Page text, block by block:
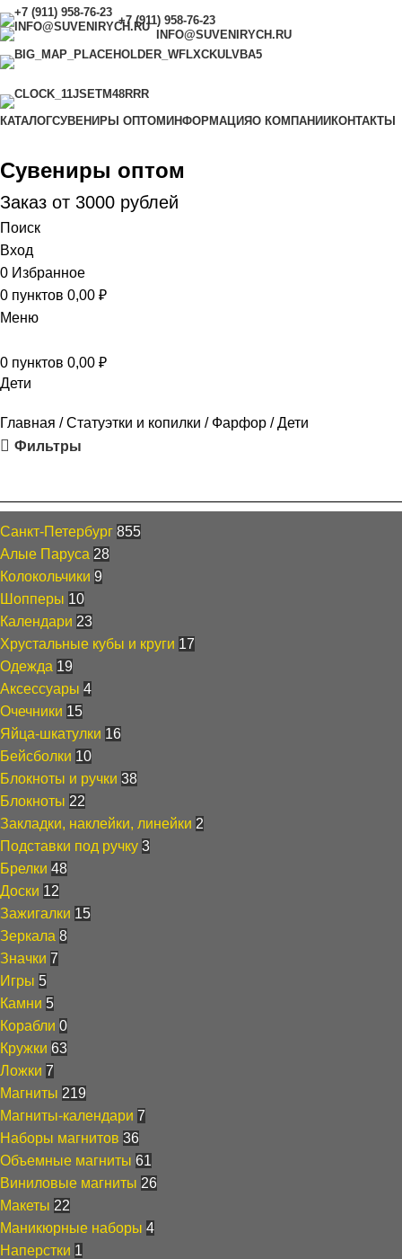
+7 (911) 958-76-23
INFO@SUVENIRYCH.RU
КАТАЛОГСУВЕНИРЫ ОПТОМ ИНФОРМАЦИЯО КОМПАНИИ КОНТАКТЫ
Сувениры оптом
Заказ от 3000 рублей
Поиск
Вход
0 Избранное
0 пунктов 0,00 ₽
Меню
0 пунктов 0,00 ₽
Дети
Главная Статуэтки и копилки Фарфор
Дети
Фильтры
Санкт-Петербург 855
Алые Паруса 28
Колокольчики 9
Шопперы 10
Календари 23
Хрустальные кубы и круги 17
Одежда 19
Аксессуары 4
Очечники 15
Яйца-шкатулки 16
Бейсболки 10
Блокноты и ручки 38
Блокноты 22
Закладки, наклейки, линейки 2
Подставки под ручку 3
Брелки 48
Доски 12
Зажигалки 15
Зеркала 8
Значки 7
Игры 5
Камни 5
Корабли 0
Кружки 63
Ложки 7
Магниты 219
Магниты-календари 7
Наборы магнитов 36
Объемные магниты 61
Виниловые магниты 26
Макеты 22
Маникюрные наборы 4
Наперстки 1